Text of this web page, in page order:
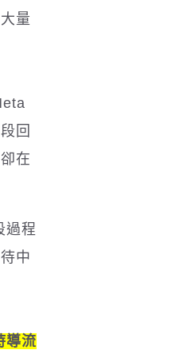
量
回
在
過程
中
導流